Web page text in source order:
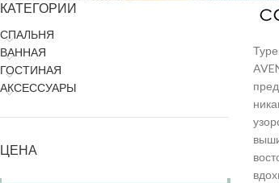
КАТЕГОРИИ
СПАЛЬНЯ
ВАННАЯ
ГОСТИНАЯ
АКСЕССУАРЫ
ЦЕНА